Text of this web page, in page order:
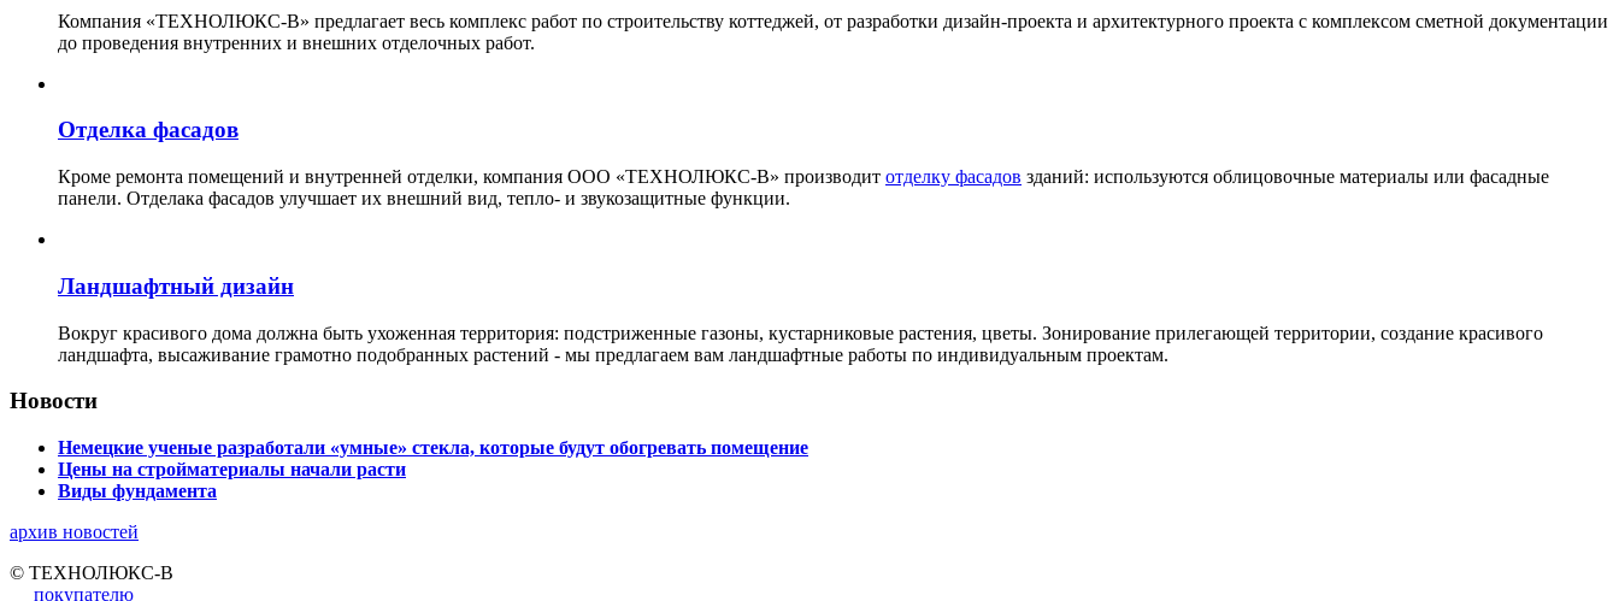
Компания «ТЕХНОЛЮКС-В» предлагает весь комплекс работ по строительству коттеджей, от разработки дизайн-проекта и архитектурного проекта с комплексом сметной документации
до проведения внутренних и внешних отделочных работ.
Отделка фасадов
Кроме ремонта помещений и внутренней отделки, компания ООО «ТЕХНОЛЮКС-В» производит отделку фасадов зданий: используются облицовочные материалы или фасадные
панели. Отделака фасадов улучшает их внешний вид, тепло- и звукозащитные функции.
Ландшафтный дизайн
Вокруг красивого дома должна быть ухоженная территория: подстриженные газоны, кустарниковые растения, цветы. Зонирование прилегающей территории, создание красивого
ландшафта, высаживание грамотно подобранных растений - мы предлагаем вам ландшафтные работы по индивидуальным проектам.
Новости
Немецкие ученые разработали «умные» стекла, которые будут обогревать помещение
Цены на стройматериалы начали расти
Виды фундамента
архив новостей
© ТЕХНОЛЮКС-В
покупателю